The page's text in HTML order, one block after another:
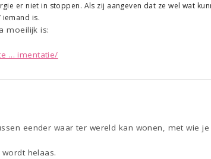
er niet in stoppen. Als zij aangeven dat ze wel wat
iemand is.
moeilijk is:
... imentatie/
eender waar ter wereld kan wonen, met wie
helaas.